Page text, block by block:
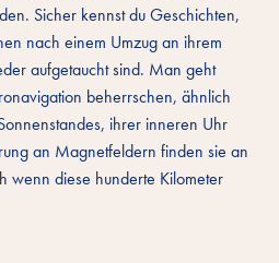
Sicher kennst du Geschichten,
nach einem Umzug an ihrem
aufgetaucht sind. Man geht
beherrschen, ähnlich
ihrer inneren Uhr
an Magnetfeldern finden sie an
wenn diese hunderte Kilometer